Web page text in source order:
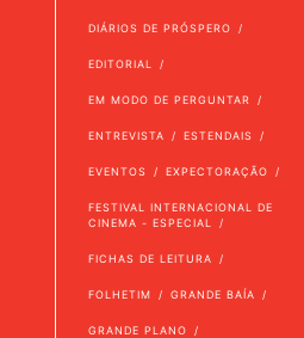
DIÁRIOS DE PRÓSPERO
EDITORIAL
EM MODO DE PERGUNTAR
ENTREVISTA ESTENDAIS
EVENTOS EXPECTORAÇÃO
FESTIVAL INTERNACIONAL DE
CINEMA - ESPECIAL
FICHAS DE LEITURA
FOLHETIM GRANDE BAÍA
GRANDE PLANO